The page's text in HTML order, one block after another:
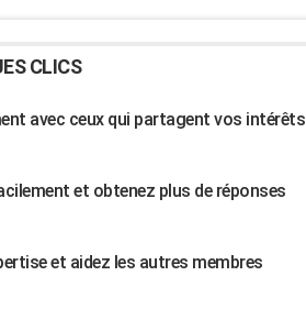
CLICS
avec ceux qui partagent vos intérêts
et obtenez plus de réponses
et aidez les autres membres